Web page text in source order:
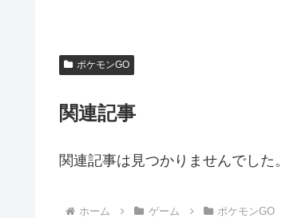
ポケモンGO
関連記事
関連記事は見つかりませんでした。
ホーム ゲーム ポケモンGO